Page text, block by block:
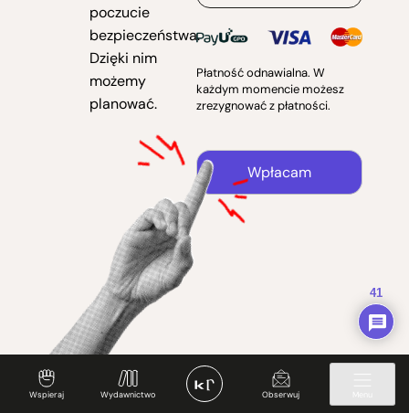
Wspieraj Wydawnictwo Obserwuj
poczucie
bezpieczeństwa.
Dzięki nim
możemy
planować.
Płatność odnawialna. W
każdym momencie możesz
zrezygnować z płatności.
Wpłacam
41